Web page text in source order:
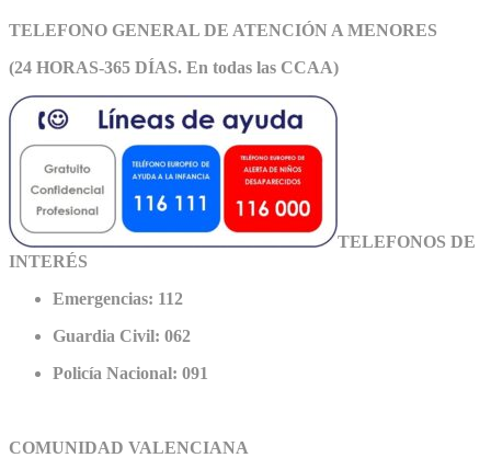
TELEFONO GENERAL DE ATENCIÓN A MENORES
(24 HORAS-365 DÍAS. En todas las CCAA)
TELEFONOS DE
INTERÉS
Emergencias: 112
Guardia Civil: 062
Policía Nacional: 091
COMUNIDAD VALENCIANA